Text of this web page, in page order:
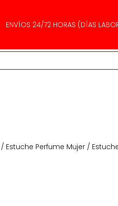
ENVÍOS 24/72 HORAS (DÍAS
/ Estuche Perfume Mujer /